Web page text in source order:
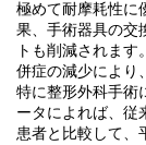
極めて耐摩耗性に
果、手術器具の交
トも削減されま
併症の減少により
特に整形外科手術
ータによれば、従
患者と比較して、